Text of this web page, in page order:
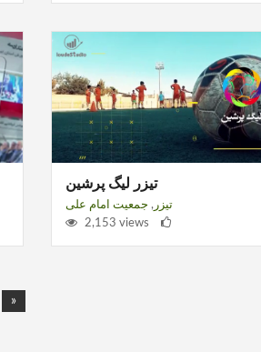
تیزر لیگ پرشین
تیزر, جمعیت امام علی
2,153 views
»